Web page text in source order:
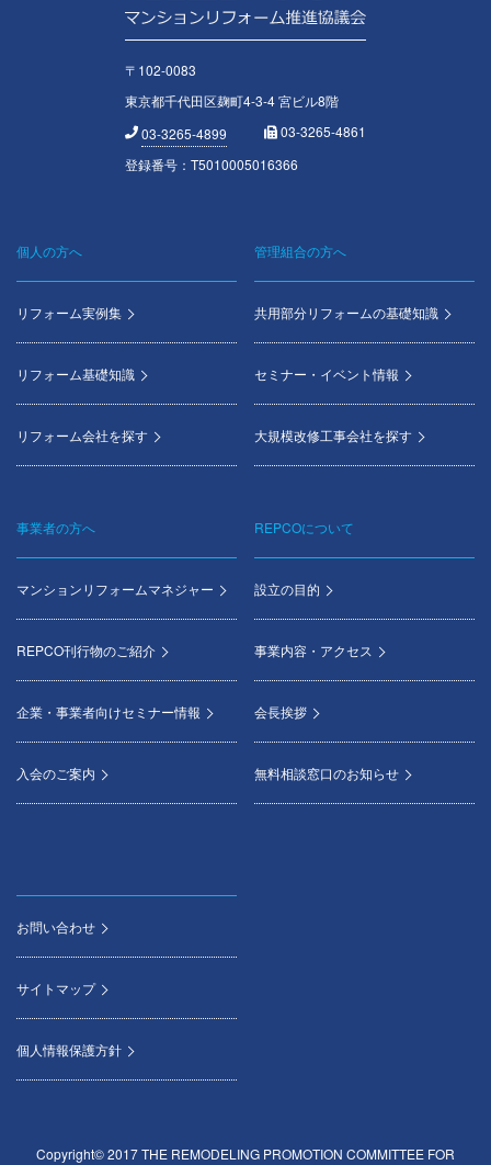
〒102-0083
東京都千代田区麹町4-3-4 宮ビル8階
03-3265-4899
03-3265-4861
登録番号：T5010005016366
Footer
menu
個人の方へ
リフォーム実例集
リフォーム基礎知識
リフォーム会社を探す
管理組合の方へ
共用部分リフォームの基礎知識
セミナー・イベント情報
大規模改修工事会社を探す
事業者の方へ
マンションリフォームマネジャー
REPCO刊行物のご紹介
企業・事業者向けセミナー情報
入会のご案内
REPCOについて
設立の目的
事業内容・アクセス
会長挨拶
無料相談窓口のお知らせ
お問い合わせ
サイトマップ
個人情報保護方針
Copyright© 2017 THE REMODELING PROMOTION COMMITTEE FOR